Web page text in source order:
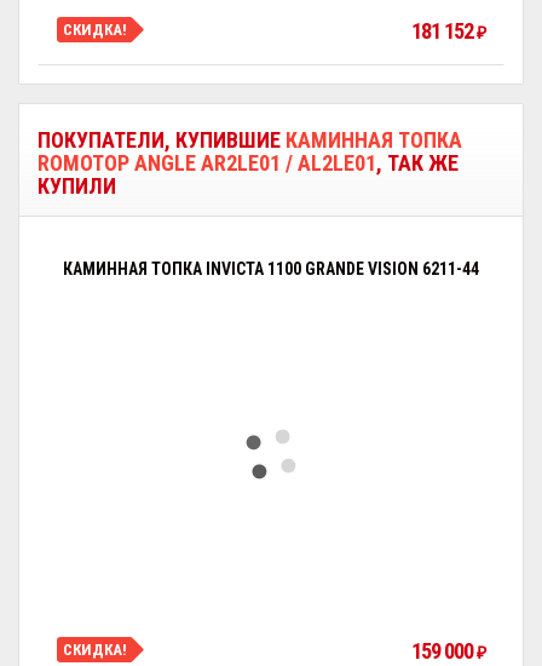
СКИДКА! 181 152₽
ПОКУПАТЕЛИ, КУПИВШИЕ КАМИННАЯ ТОПКА
ROMOTOP ANGLE AR2LE01 / AL2LE01, ТАК ЖЕ
КУПИЛИ
КАМИННАЯ ТОПКА INVICTA 1100 GRANDE VISION 6211-44
СКИДКА! 159 000₽